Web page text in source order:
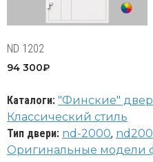
ND 1202
94 300₽
Каталоги: "Финские"
Классический стиль
Тип двери: nd-2000,
Оригинальные модели